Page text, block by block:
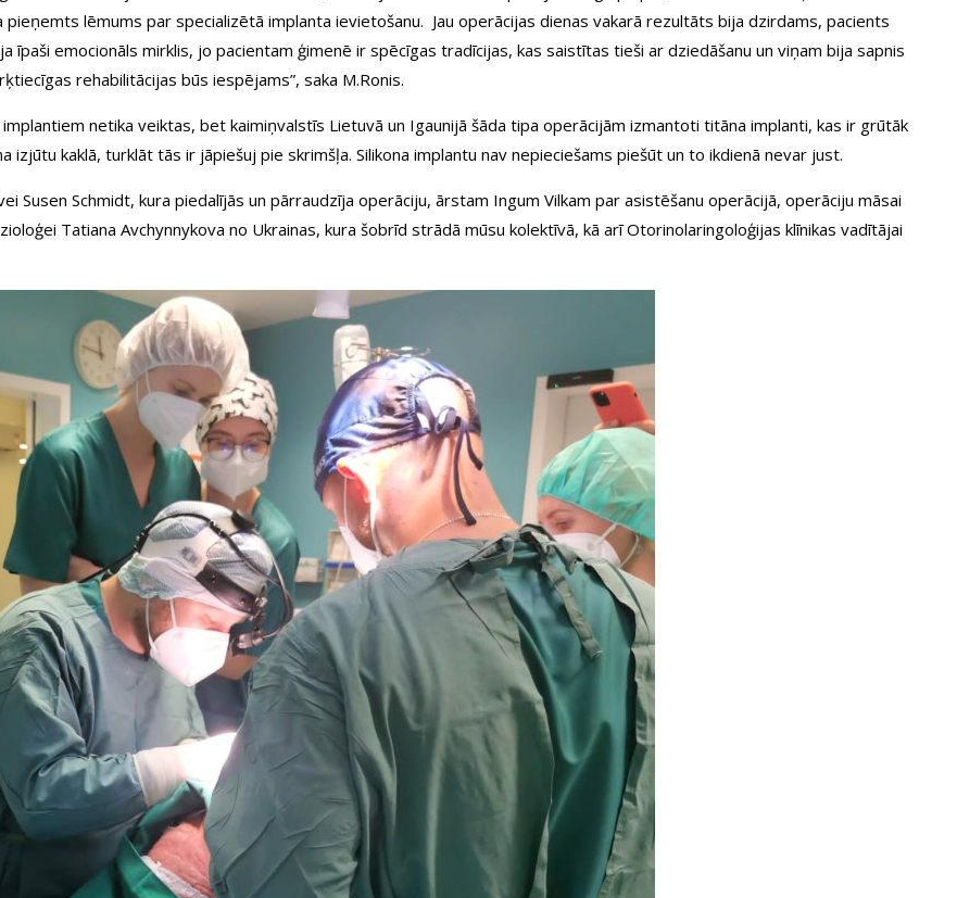
pieņemts lēmums par specializētā implanta ievietošanu. Jau operācijas dienas vakarā rezultāts bija dzirdams, pacients
īpaši emocionāls mirklis, jo pacientam ģimenē ir spēcīgas tradīcijas, kas saistītas tieši ar dziedāšanu un viņam bija sapnis
rehabilitācijas būs iespējams”, saka M.Ronis.
netika veiktas, bet kaimiņvalstīs Lietuvā un Igaunijā šāda tipa operācijām izmantoti titāna implanti, kas ir grūtāk
kaklā, turklāt tās ir jāpiešuj pie skrimšļa. Silikona implantu nav nepieciešams piešūt un to ikdienā nevar just.
Susen Schmidt, kura piedalījās un pārraudzīja operāciju, ārstam Ingum Vilkam par asistēšanu operācijā, operāciju māsai
Tatiana Avchynnykova no Ukrainas, kura šobrīd strādā mūsu kolektīvā, kā arī Otorinolaringoloģijas klīnikas vadītājai